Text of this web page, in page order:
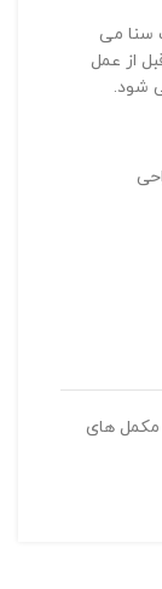
سنا می
از عمل
شود.
مکمل های